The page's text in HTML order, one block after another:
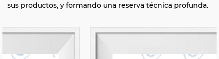
sus productos, y formando una reserva técnica profunda.